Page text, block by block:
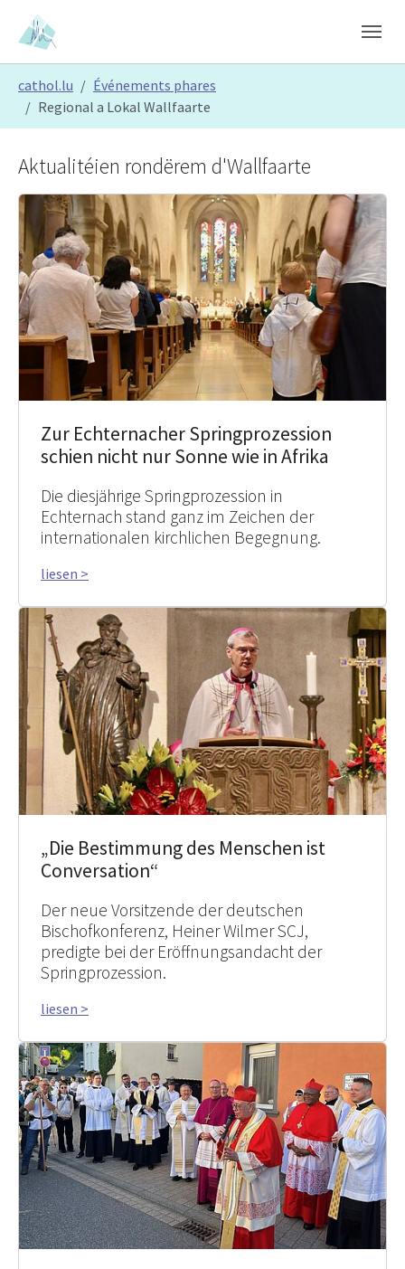
Skip to main content
Skip to page footer
cathol.lu
Événements phares
Regional a Lokal Wallfaarte
Aktualitéien rondërem d'Wallfaarte
Zur Echternacher Springprozession
schien nicht nur Sonne wie in Afrika
Die diesjährige Springprozession in
Echternach stand ganz im Zeichen der
internationalen kirchlichen Begegnung.
liesen >
„Die Bestimmung des Menschen ist
Conversation“
Der neue Vorsitzende der deutschen
Bischofkonferenz, Heiner Wilmer SCJ,
predigte bei der Eröffnungsandacht der
Springprozession.
liesen >